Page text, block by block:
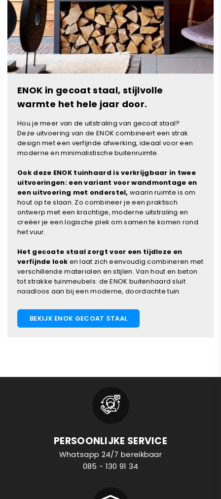
ENOK in gecoat staal, stijlvolle
warmte het hele jaar door.
Hou je meer van de uitstraling van gecoat staal?
Deze uitvoering van de ENOK combineert een strak
design met een verfijnde afwerking, ideaal voor een
moderne en minimalistische buitenruimte.
Ook deze ENOK tuinhaard is verkrijgbaar in twee
uitvoeringen: een variant voor wandmontage en
een uitvoering met onderstel, waarin ruimte is om
hout op te slaan. Zo combineer je een praktisch
ontwerp met een krachtige, moderne uitstraling en
creëer je een logische plek om samen te komen rond
het vuur.
Het gecoate staal zorgt voor een tijdloze en
verfijnde look en laat zich eenvoudig combineren met
verschillende materialen en stijlen. Van hout en beton
tot strakke tuinmeubels: de ENOK buitenhaard sluit
naadloos aan bij een moderne, doordachte tuin.
BEKIJK ENOK GECOAT STAAL
PERSOONLIJKE SERVICE
Whatsapp 24/7 bereikbaar
085 - 130 91 34